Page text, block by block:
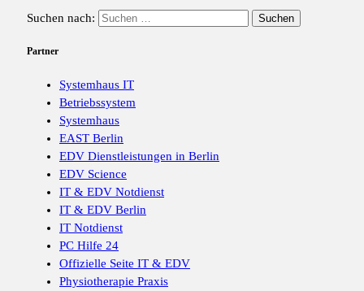
Suchen nach:
Partner
Systemhaus IT
Betriebssystem
Systemhaus
EAST Berlin
EDV Dienstleistungen in Berlin
EDV Science
IT & EDV Notdienst
IT & EDV Berlin
IT Notdienst
PC Hilfe 24
Offizielle Seite IT & EDV
Physiotherapie Praxis